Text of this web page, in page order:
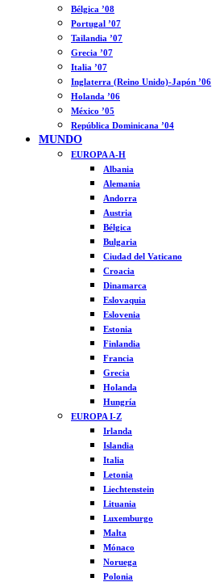
Bélgica ’08
Portugal ’07
Tailandia ’07
Grecia ’07
Italia ’07
Inglaterra (Reino Unido)-Japón ’06
Holanda ’06
México ’05
República Dominicana ’04
MUNDO
EUROPA A-H
Albania
Alemania
Andorra
Austria
Bélgica
Bulgaria
Ciudad del Vaticano
Croacia
Dinamarca
Eslovaquia
Eslovenia
Estonia
Finlandia
Francia
Grecia
Holanda
Hungría
EUROPA I-Z
Irlanda
Islandia
Italia
Letonia
Liechtenstein
Lituania
Luxemburgo
Malta
Mónaco
Noruega
Polonia